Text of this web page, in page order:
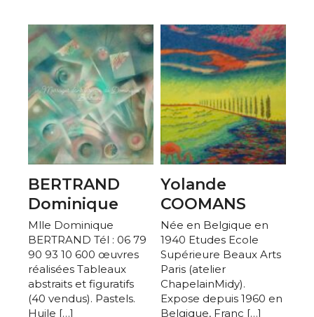
BERTRAND
Dominique
Mlle Dominique
BERTRAND Tél : 06 79
90 93 10 600 œuvres
réalisées Tableaux
abstraits et figuratifs
(40 vendus). Pastels.
Huile […]
Yolande
COOMANS
Née en Belgique en
1940 Etudes Ecole
Supérieure Beaux Arts
Paris (atelier
ChapelainMidy).
Expose depuis 1960 en
Belgique, Franc […]